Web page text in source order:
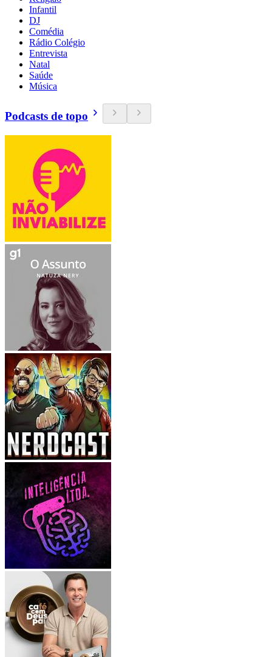
Infantil
DJ
Comédia
Rádio Colégio
Entrevista
Natal
Saúde
Música
Podcasts de topo